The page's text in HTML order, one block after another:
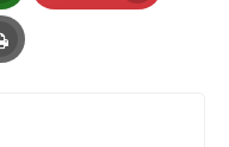
Pinterest